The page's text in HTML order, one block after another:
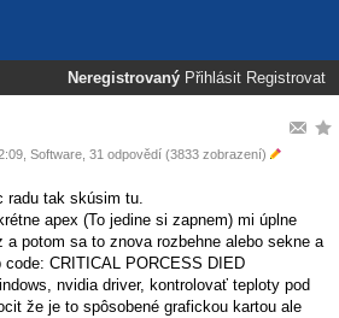
Neregistrovaný Přihlásit Registrovat
Software , 31 odpovědí (3833 zobrazení)
radu tak skúsim tu.
apex (To jedine si zapnem) mi úplne
a potom sa to znova rozbehne alebo sekne a
CRITICAL PORCESS DIED
nvidia driver, kontrolovať teploty pod
že je to spôsobené grafickou kartou ale